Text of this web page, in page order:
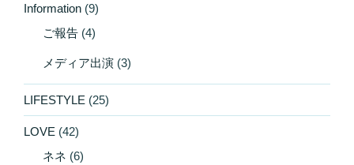
Information (9)
ご報告 (4)
メディア出演 (3)
LIFESTYLE (25)
LOVE (42)
ネネ (6)